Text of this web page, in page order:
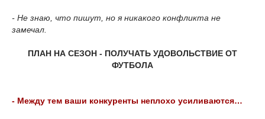
- Не знаю, что пишут, но я никакого конфликта не
замечал.
ПЛАН НА СЕЗОН - ПОЛУЧАТЬ УДОВОЛЬСТВИЕ ОТ
ФУТБОЛА
- Между тем ваши конкуренты неплохо усиливаются…